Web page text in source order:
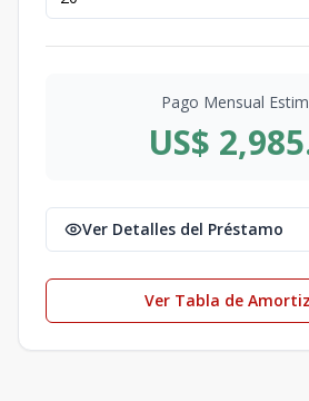
Pago Mensual
US$
Ver Detalles del Préstamo
Ver Tabla de